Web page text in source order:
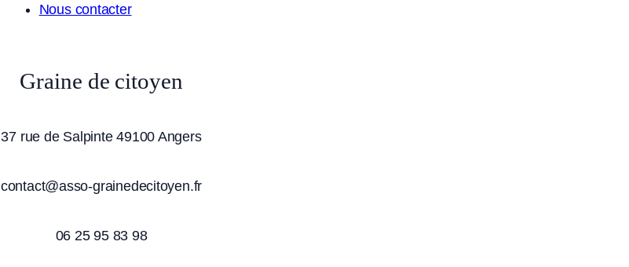
Nous contacter
Graine de citoyen
37 rue de Salpinte 49100 Angers
contact@asso-grainedecitoyen.fr
06 25 95 83 98